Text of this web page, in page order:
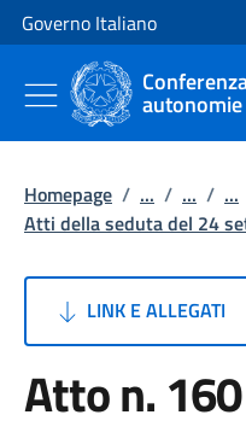
Vai al contenuto
Vai alla navigazione del sito
Governo Italiano
Homepage / ... / ... / ...
Atti della seduta del 24
LINK E ALLEGATI
Atto n. 160